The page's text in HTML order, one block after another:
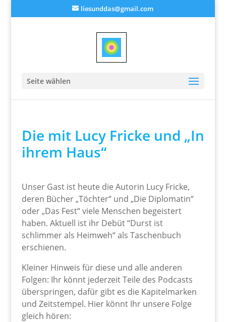
liesunddas@gmail.com
Seite wählen
Die mit Lucy Fricke und „In
ihrem Haus“
Unser Gast ist heute die Autorin Lucy Fricke,
deren Bücher „Töchter“ und „Die Diplomatin“
oder „Das Fest“ viele Menschen begeistert
haben. Aktuell ist ihr Debüt “Durst ist
schlimmer als Heimweh“ als Taschenbuch
erschienen.
Kleiner Hinweis für diese und alle anderen
Folgen: Ihr könnt jederzeit Teile des Podcasts
überspringen, dafür gibt es die Kapitelmarken
und Zeitstempel. Hier könnt Ihr unsere Folge
gleich hören: